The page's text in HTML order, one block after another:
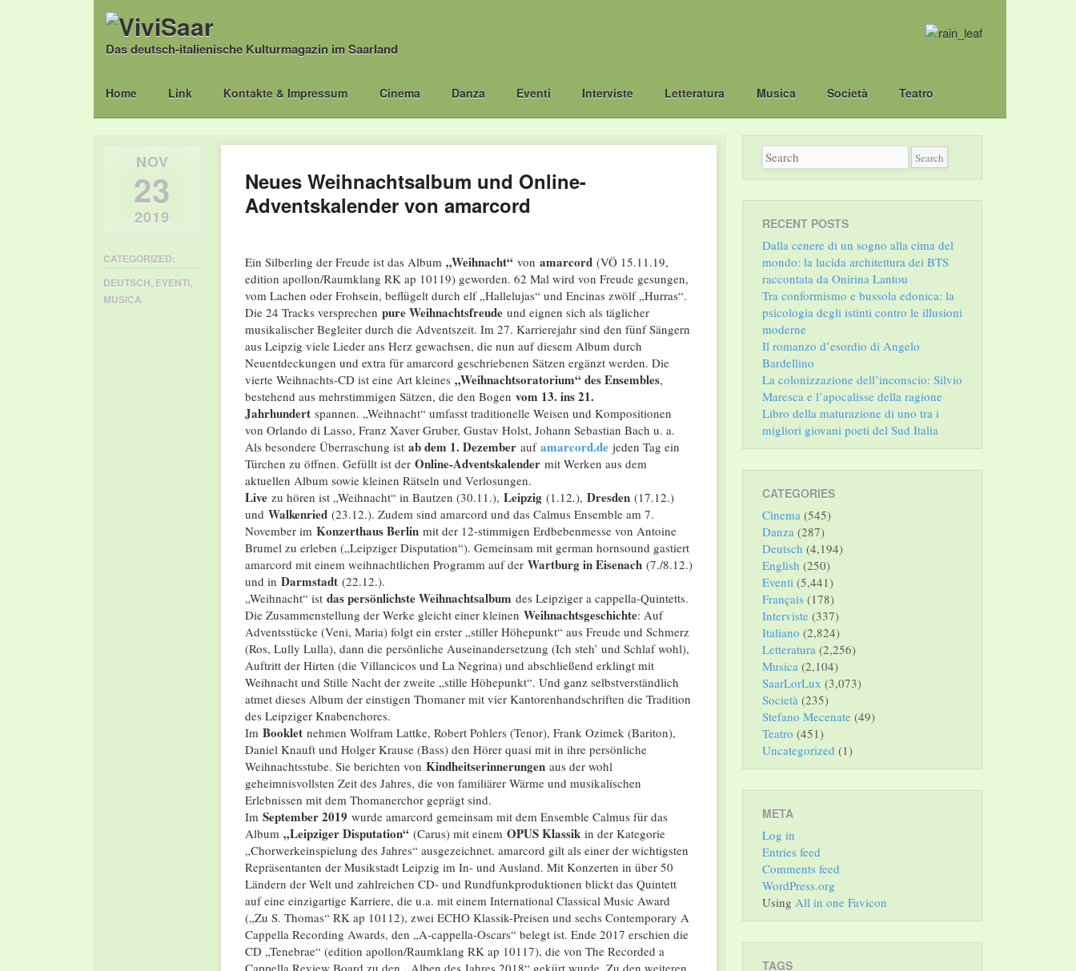
Das deutsch-italienische Kulturmagazin im Saarland
Main menu
Skip
Home Link Kontakte & Impressum Cinema Danza Eventi Interviste Letteratura Musica Società Teatro
Neues Weihnachtsalbum und Online-
Adventskalender von amarcord
Ein Silberling der Freude ist das Album „Weihnacht“ von amarcord(VÖ 15.11.19,
edition apollon/Raumklang RK ap 10119) geworden. 62 Mal wird von Freude gesungen,
vom Lachen oder Frohsein, beflügelt durch elf „Hallelujas“ und Encinas zwölf „Hurras“.
Die 24 Tracks versprechen pure Weihnachtsfreudeund eignen sich als täglicher
musikalischer Begleiter durch die Adventszeit. Im 27. Karrierejahr sind den fünf Sängern
aus Leipzig viele Lieder ans Herz gewachsen, die nun auf diesem Album durch
Neuentdeckungen und extra für amarcord geschriebenen Sätzen ergänzt werden. Die
vierte Weihnachts-CD ist eine Art kleines „Weihnachtsoratorium“ des Ensembles,
bestehend aus mehrstimmigen Sätzen, die den Bogen vom 13. ins 21.
Jahrhundert spannen. „Weihnacht“ umfasst traditionelle Weisen und Kompositionen
von Orlando di Lasso, Franz Xaver Gruber, Gustav Holst, Johann Sebastian Bach u. a.
Als besondere Überraschung ist ab dem 1. Dezemberauf amarcord.dejeden Tag ein
Türchen zu öffnen. Gefüllt ist der Online-Adventskalender mit Werken aus dem
aktuellen Album sowie kleinen Rätseln und Verlosungen.
Livezu hören ist „Weihnacht“ in Bautzen (30.11.), Leipzig(1.12.), Dresden(17.12.)
und Walkenried(23.12.). Zudem sind amarcord und das Calmus Ensemble am 7.
November im Konzerthaus Berlinmit der 12-stimmigen Erdbebenmesse von Antoine
Brumel zu erleben („Leipziger Disputation“). Gemeinsam mit german hornsound gastiert
amarcord mit einem weihnachtlichen Programm auf der Wartburg in Eisenach(7./8.12.)
und in Darmstadt(22.12.).
„Weihnacht“ ist das persönlichste Weihnachtsalbum des Leipziger a cappella-Quintetts.
Die Zusammenstellung der Werke gleicht einer kleinen Weihnachtsgeschichte: Auf
Adventsstücke (Veni, Maria) folgt ein erster „stiller Höhepunkt“ aus Freude und Schmerz
(Ros, Lully Lulla), dann die persönliche Auseinandersetzung (Ich steh’ und Schlaf wohl),
Auftritt der Hirten (die Villancicos und La Negrina) und abschließend erklingt mit
Weihnacht und Stille Nacht der zweite „stille Höhepunkt“. Und ganz selbstverständlich
atmet dieses Album der einstigen Thomaner mit vier Kantorenhandschriften die Tradition
des Leipziger Knabenchores.
Im Bookletnehmen Wolfram Lattke, Robert Pohlers (Tenor), Frank Ozimek (Bariton),
Daniel Knauft und Holger Krause (Bass) den Hörer quasi mit in ihre persönliche
Weihnachtsstube. Sie berichten von Kindheitserinnerungenaus der wohl
geheimnisvollsten Zeit des Jahres, die von familiärer Wärme und musikalischen
Erlebnissen mit dem Thomanerchor geprägt sind.
Im September 2019 wurde amarcord gemeinsam mit dem Ensemble Calmus für das
Album „Leipziger Disputation“ (Carus) mit einem OPUS Klassikin der Kategorie
„Chorwerkeinspielung des Jahres“ ausgezeichnet. amarcord gilt als einer der wichtigsten
Repräsentanten der Musikstadt Leipzig im In- und Ausland. Mit Konzerten in über 50
Ländern der Welt und zahlreichen CD- und Rundfunkproduktionen blickt das Quintett
auf eine einzigartige Karriere, die u.a. mit einem International Classical Music Award
(„Zu S. Thomas“ RK ap 10112), zwei ECHO Klassik-Preisen und sechs Contemporary A
Cappella Recording Awards, den „A-cappella-Oscars“ belegt ist. Ende 2017 erschien die
CD „Tenebrae“ (edition apollon/Raumklang RK ap 10117), die von The Recorded a
Cappella Review Board zu den
Alben des Jahres 2018“ gekürt wurde. Zu den weiteren
NOV
23
2019
CATEGORIZED:
DEUTSCH, EVENTI,
MUSICA
RECENT POSTS
Dalla cenere di un sogno alla cima del
mondo: la lucida architettura dei BTS
raccontata da Onirina Lantou
Tra conformismo e bussola edonica: la
psicologia degli istinti contro le illusioni
moderne
Il romanzo d’esordio di Angelo
Bardellino
La colonizzazione dell’inconscio: Silvio
Maresca e l’apocalisse della ragione
Libro della maturazione di uno tra i
migliori giovani poeti del Sud Italia
CATEGORIES
Cinema (545)
Danza (287)
Deutsch (4,194)
English (250)
Eventi (5,441)
Français (178)
Interviste (337)
Italiano (2,824)
Letteratura (2,256)
Musica (2,104)
SaarLorLux (3,073)
Società (235)
Stefano Mecenate (49)
Teatro (451)
Uncategorized (1)
META
Log in
Entries feed
Comments feed
WordPress.org
Using All in one Favicon
TAGS